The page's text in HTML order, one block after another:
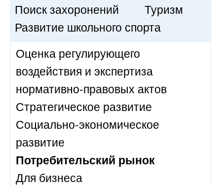
Поиск захоронений
Туризм
Развитие школьного спорта
Оценка регулирующего
воздействия и экспертиза
нормативно-правовых актов
Стратегическое развитие
Социально-экономическое
развитие
Потребительский рынок
Для бизнеса